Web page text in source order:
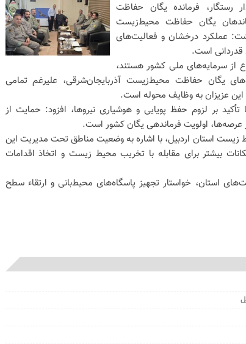
رستگار، فرمانده یگان حفاظت
یگان حفاظت محیط‌زیست
عملکرد درخشان و فعالیت‌های
قدردانی است.
از سرمایه‌های ملی کشور هستند،
یگان حفاظت محیط‌زیست آذربایجان‌شرقی، علیرغم تمامی
این عزیزان به وظایف محوله است.
بر لزوم حفظ پویایی و هوشیاری نیروها، افزود: حمایت از
اولویت فرماندهی یگان کشور است.
زیست استان اردبیل، با اشاره به وضعیت مناطق تحت مدیریت این
بیشتر برای مقابله با تخریب محیط زیست و اتخاذ اقدامات
استان، خواستار تجهیز پاسگاه‌های محیط‌بانی و ارتقاء سطح